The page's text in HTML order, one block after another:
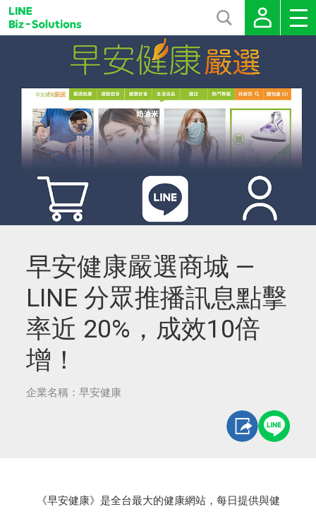
早安健康嚴選商城 —
LINE 分眾推播訊息點擊
率近 20%，成效10倍
增！
企業名稱：早安健康
《早安健康》是全台最大的健康網站，每日提供與健